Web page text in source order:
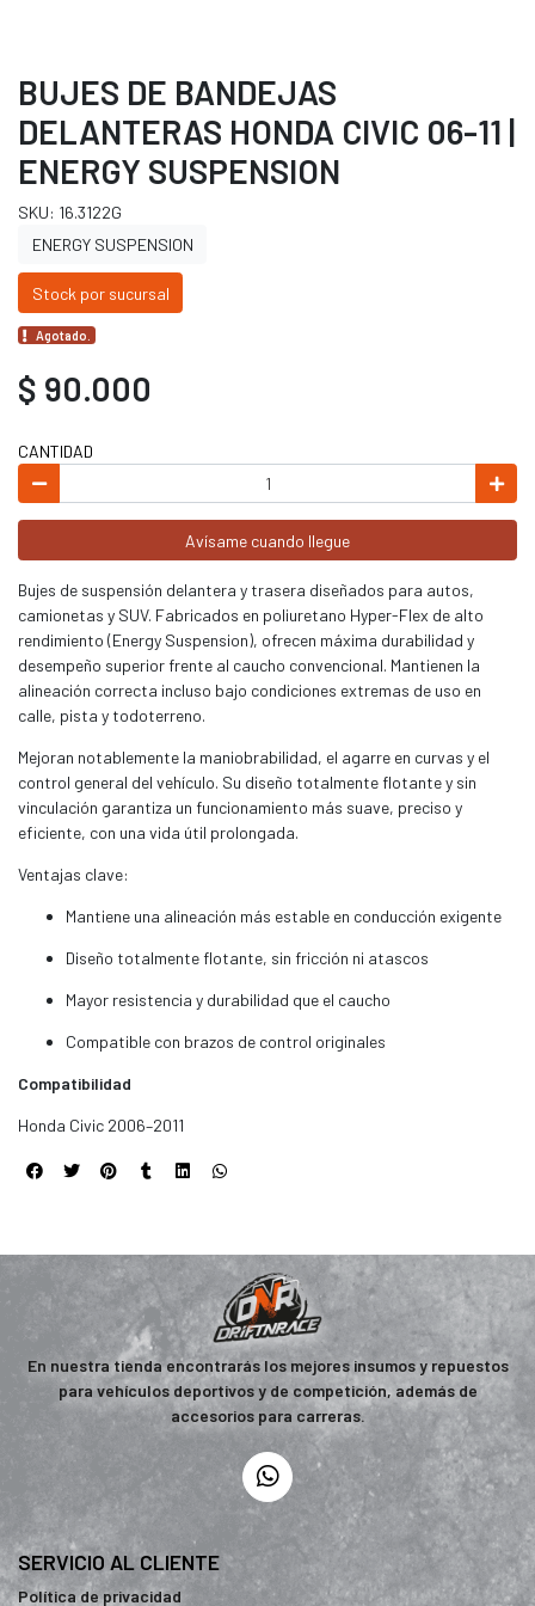
BUJES DE BANDEJAS
DELANTERAS HONDA CIVIC 06-11 |
ENERGY SUSPENSION
SKU: 16.3122G
ENERGY SUSPENSION
Stock por sucursal
Agotado.
$ 90.000
CANTIDAD
Avísame cuando llegue
Bujes de suspensión delantera y trasera diseñados para autos,
camionetas y SUV. Fabricados en poliuretano Hyper-Flex de alto
rendimiento (Energy Suspension), ofrecen máxima durabilidad y
desempeño superior frente al caucho convencional. Mantienen la
alineación correcta incluso bajo condiciones extremas de uso en
calle, pista y todoterreno.
Mejoran notablemente la maniobrabilidad, el agarre en curvas y el
control general del vehículo. Su diseño totalmente flotante y sin
vinculación garantiza un funcionamiento más suave, preciso y
eficiente, con una vida útil prolongada.
Ventajas clave:
Mantiene una alineación más estable en conducción exigente
Diseño totalmente flotante, sin fricción ni atascos
Mayor resistencia y durabilidad que el caucho
Compatible con brazos de control originales
Compatibilidad
Honda Civic 2006–2011
En nuestra tienda encontrarás los mejores insumos y repuestos
para vehículos deportivos y de competición, además de
accesorios para carreras.
SERVICIO AL CLIENTE
Política de privacidad